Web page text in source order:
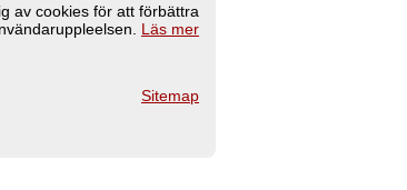
av cookies för att förbättra
Läs mer
Sitemap